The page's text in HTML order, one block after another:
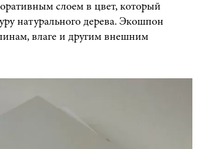
слоем в цвет, который
натурального дерева. Экошпон
влаге и другим внешним